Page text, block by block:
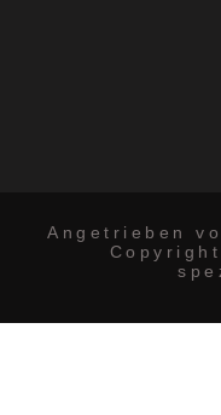
Angetrieben